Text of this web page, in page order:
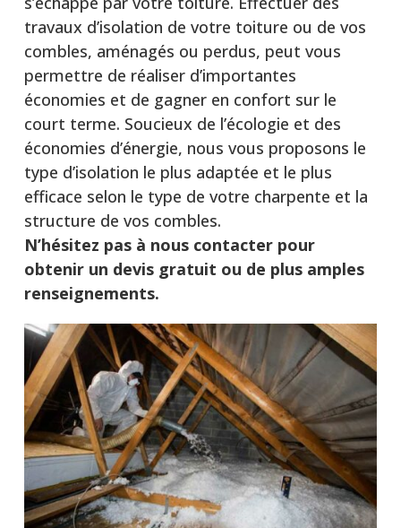
travaux d’isolation de votre toiture ou de vos
combles, aménagés ou perdus, peut vous
permettre de réaliser d’importantes
économies et de gagner en confort sur le
court terme. Soucieux de l’écologie et des
économies d’énergie, nous vous proposons le
type d’isolation le plus adaptée et le plus
efficace selon le type de votre charpente et la
structure de vos combles.
N’hésitez pas à nous contacter pour
obtenir un devis gratuit ou de plus amples
renseignements.